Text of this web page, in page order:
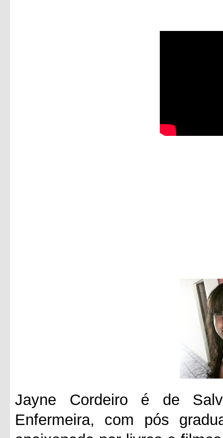
Jayne Cordeiro é de
Enfermeira, com pós